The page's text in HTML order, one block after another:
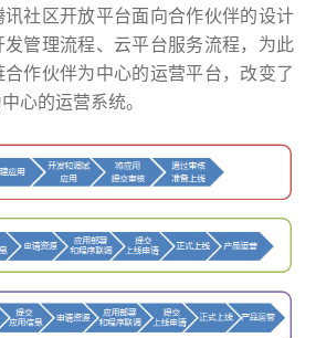
社区开放平台面向合作伙伴的设计
管理流程、云平台服务流程，为此
作伙伴为中心的运营平台，改变了
心的运营系统。